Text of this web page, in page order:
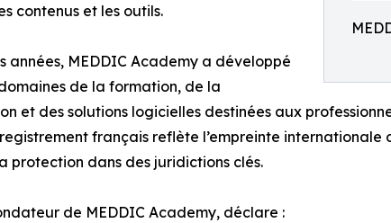
contenus et les outils.
années, MEDDIC Academy a développé
de la formation, de la
et des solutions logicielles destinées aux
français reflète l’empreinte internationale
protection dans des juridictions clés.
de MEDDIC Academy, déclare :